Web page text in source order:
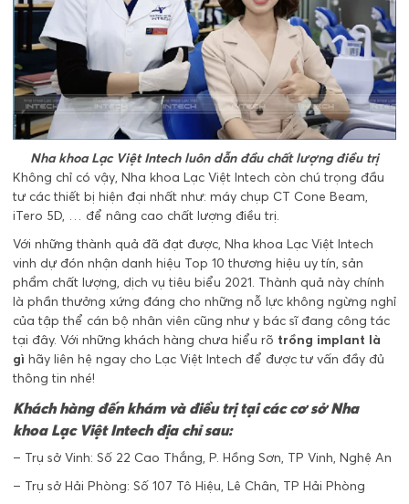
Nha khoa Lạc Việt Intech luôn dẫn đầu chất lượng điều trị
Không chỉ có vậy, Nha khoa Lạc Việt Intech còn chú trọng đầu
tư các thiết bị hiện đại nhất như: máy chụp CT Cone Beam,
iTero 5D, … để nâng cao chất lượng điều trị.
Với những thành quả đã đạt được, Nha khoa Lạc Việt Intech
vinh dự đón nhận danh hiệu Top 10 thương hiệu uy tín, sản
phẩm chất lượng, dịch vụ tiêu biểu 2021. Thành quả này chính
là phần thưởng xứng đáng cho những nỗ lực không ngừng nghỉ
của tập thể cán bộ nhân viên cũng như y bác sĩ đang công tác
tại đây. Với những khách hàng chưa hiểu rõ trồng implant là
gì hãy liên hệ ngay cho Lạc Việt Intech để được tư vấn đầy đủ
thông tin nhé!
Khách hàng đến khám và điều trị tại các cơ sở Nha
khoa Lạc Việt Intech địa chỉ sau:
– Trụ sở Vinh: Số 22 Cao Thắng, P. Hồng Sơn, TP Vinh, Nghệ An
– Trụ sở Hải Phòng: Số 107 Tô Hiệu, Lê Chân, TP Hải Phòng